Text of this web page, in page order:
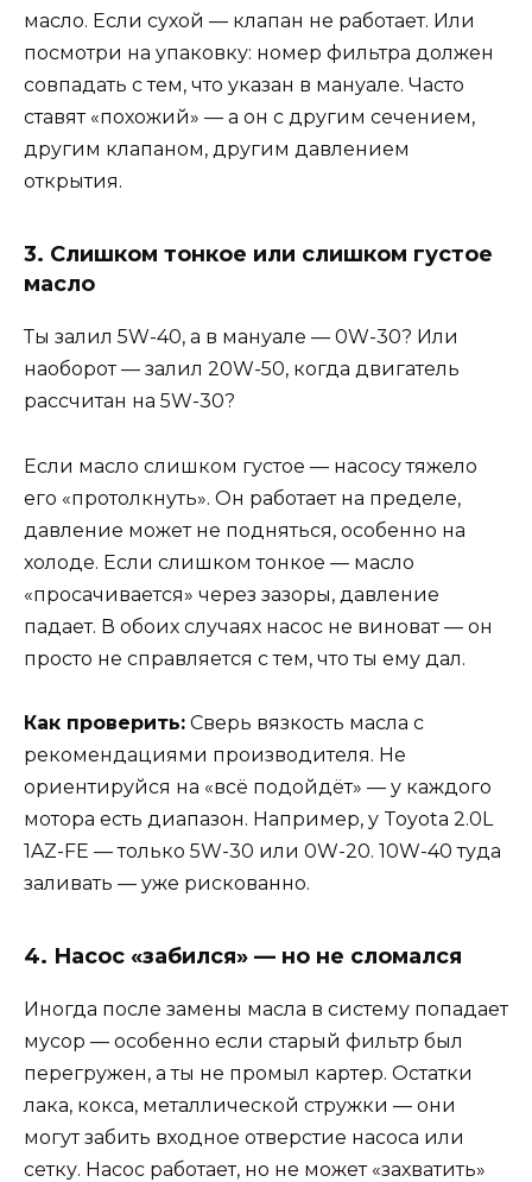
масло. Если сухой — клапан не работает. Или
посмотри на упаковку: номер фильтра должен
совпадать с тем, что указан в мануале. Часто
ставят «похожий» — а он с другим сечением,
другим клапаном, другим давлением
открытия.
3. Слишком тонкое или слишком густое
масло
Ты залил 5W-40, а в мануале — 0W-30? Или
наоборот — залил 20W-50, когда двигатель
рассчитан на 5W-30?
Если масло слишком густое — насосу тяжело
его «протолкнуть». Он работает на пределе,
давление может не подняться, особенно на
холоде. Если слишком тонкое — масло
«просачивается» через зазоры, давление
падает. В обоих случаях насос не виноват — он
просто не справляется с тем, что ты ему дал.
Как проверить: Сверь вязкость масла с
рекомендациями производителя. Не
ориентируйся на «всё подойдёт» — у каждого
мотора есть диапазон. Например, у Toyota 2.0L
1AZ-FE — только 5W-30 или 0W-20. 10W-40 туда
заливать — уже рискованно.
4. Насос «забился» — но не сломался
Иногда после замены масла в систему попадает
мусор — особенно если старый фильтр был
перегружен, а ты не промыл картер. Остатки
лака, кокса, металлической стружки — они
могут забить входное отверстие насоса или
сетку. Насос работает, но не может «захватить»